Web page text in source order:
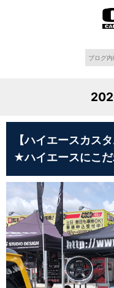
【ハイエースカス
★ハイエースにこ